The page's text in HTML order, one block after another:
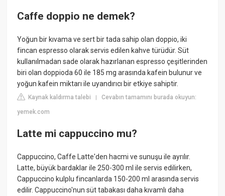
Caffe doppio ne demek?
Yoğun bir kıvama ve sert bir tada sahip olan doppio, iki
fincan espresso olarak servis edilen kahve türüdür. Süt
kullanılmadan sade olarak hazırlanan espresso çeşitlerinden
biri olan doppioda 60 ile 185 mg arasında kafein bulunur ve
yoğun kafein miktarı ile uyandırıcı bir etkiye sahiptir.
Kaynak kaldırma talebi |Cevabın tamamını burada okuyun:
yemek.com
Latte mi cappuccino mu?
Cappuccino, Caffe Latte'den hacmi ve sunuşu ile ayrılır.
Latte, büyük bardaklar ile 250-300 ml ile servis edilirken,
Cappuccino kulplu fincanlarda 150-200 ml arasında servis
edilir. Cappuccino'nun süt tabakası daha kıvamlı daha